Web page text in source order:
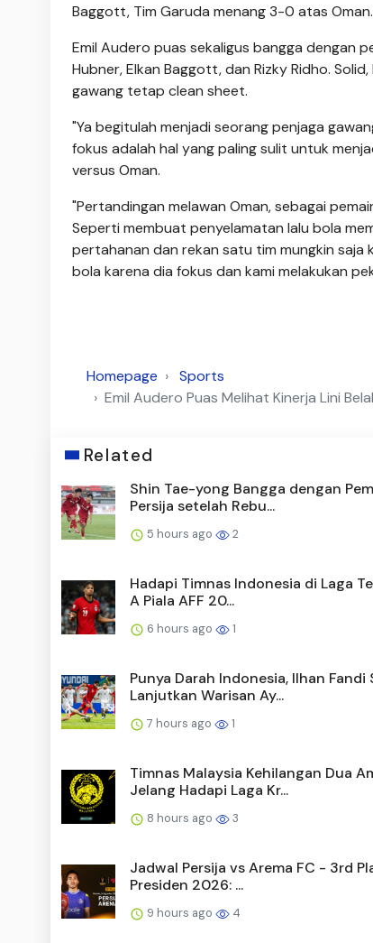
Baggott, Tim Garuda menang 3-0 atas
Emil Audero puas sekaligus bangga dengan
Hubner, Elkan Baggott, dan Rizky Ridho.
gawang tetap clean sheet.
"Ya begitulah menjadi seorang penjaga
fokus adalah hal yang paling sulit untuk
versus Oman.
"Pertandingan melawan Oman, sebagai
Seperti membuat penyelamatan lalu bola
pertahanan dan rekan satu tim mungkin saja
bola karena dia fokus dan kami melakukan
Homepage
Sports
Emil Audero Puas Melihat Kinerja Lini
Related
Shin Tae-yong Bangga dengan
Persija setelah Rebu...
5 hours ago 2
Hadapi Timnas Indonesia di Laga
A Piala AFF 20...
6 hours ago 1
Punya Darah Indonesia, Ilhan Fandi
Lanjutkan Warisan Ay...
7 hours ago 1
Timnas Malaysia Kehilangan Dua
Jelang Hadapi Laga Kr...
8 hours ago 3
Jadwal Persija vs Arema FC - 3rd
Presiden 2026: ...
9 hours ago 4